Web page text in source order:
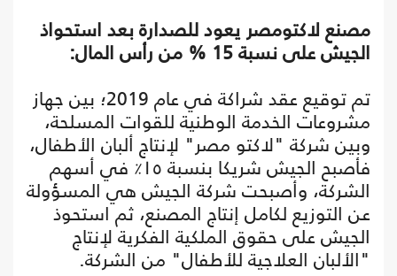
مصنع لاكتومصر يعود للصدارة بعد استحواذ
الجيش على نسبة 15 % من رأس المال:
تم توقيع عقد شراكة في عام 2019؛ بين جهاز
مشروعات الخدمة الوطنية للقوات المسلحة،
وبين شركة "لاكتو مصر" لإنتاج ألبان الأطفال،
فأصبح الجيش شريكا بنسبة ١٥٪ في أسهم
الشركة، وأصبحت شركة الجيش هي المسؤولة
عن التوزيع لكامل إنتاج المصنع، ثم استحوذ
الجيش على حقوق الملكية الفكرية لإنتاج
"الألبان العلاجية للأطفال" من الشركة.